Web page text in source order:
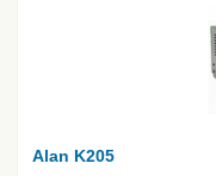
Alan K205